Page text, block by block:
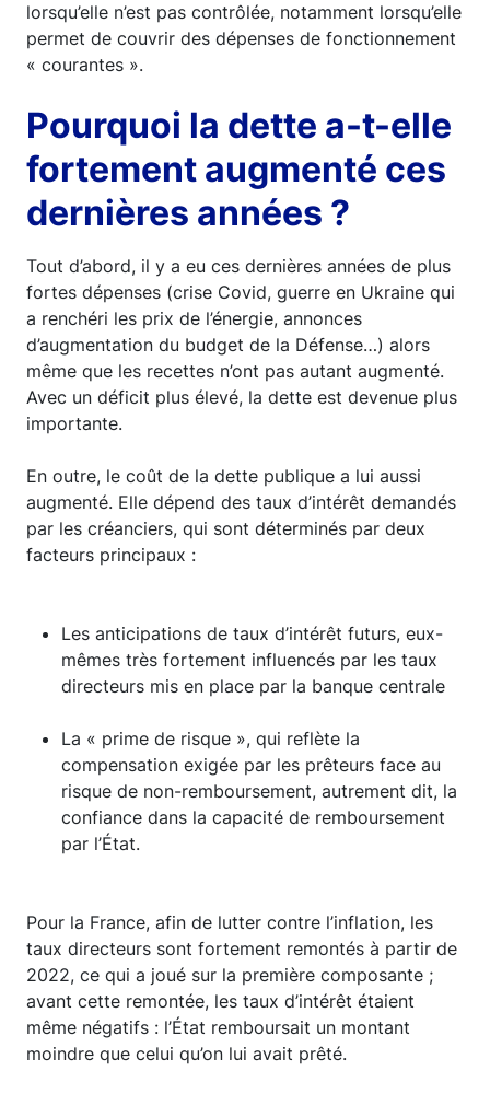
lorsqu’elle n’est pas contrôlée, notamment lorsqu’elle
permet de couvrir des dépenses de fonctionnement
« courantes ».
Pourquoi la dette a-t-elle
fortement augmenté ces
dernières années ?
Tout d’abord, il y a eu ces dernières années de plus
fortes dépenses (crise Covid, guerre en Ukraine qui
a renchéri les prix de l’énergie, annonces
d’augmentation du budget de la Défense…) alors
même que les recettes n’ont pas autant augmenté.
Avec un déficit plus élevé, la dette est devenue plus
importante.
En outre, le coût de la dette publique a lui aussi
augmenté. Elle dépend des taux d’intérêt demandés
par les créanciers, qui sont déterminés par deux
facteurs principaux :
Les anticipations de taux d’intérêt futurs, eux-
mêmes très fortement influencés par les taux
directeurs mis en place par la banque centrale
La « prime de risque », qui reflète la
compensation exigée par les prêteurs face au
risque de non-remboursement, autrement dit, la
confiance dans la capacité de remboursement
par l’État.
Pour la France, afin de lutter contre l’inflation, les
taux directeurs sont fortement remontés à partir de
2022, ce qui a joué sur la première composante ;
avant cette remontée, les taux d’intérêt étaient
même négatifs : l’État remboursait un montant
moindre que celui qu’on lui avait prêté.